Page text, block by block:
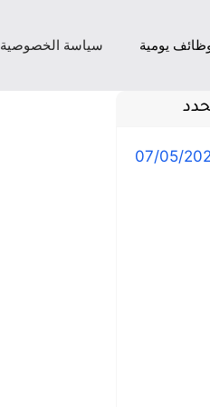
يومية سياسة الخصوصية
07/05/